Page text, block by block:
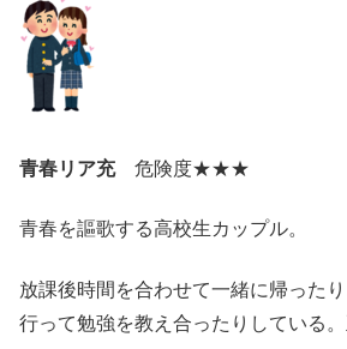
青春リア充危険度★★★
青春を謳歌する高校生カップル。
放課後時間を合わせて一緒に帰った
行って勉強を教え合ったりしている。